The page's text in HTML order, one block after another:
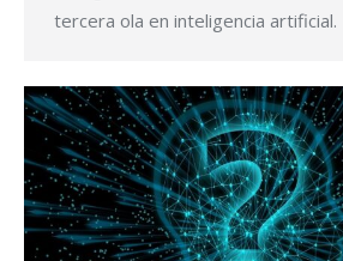
tercera ola en inteligencia artificial.